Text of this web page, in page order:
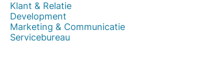
Klant & Relatie
Development
Marketing & Communicatie
Servicebureau